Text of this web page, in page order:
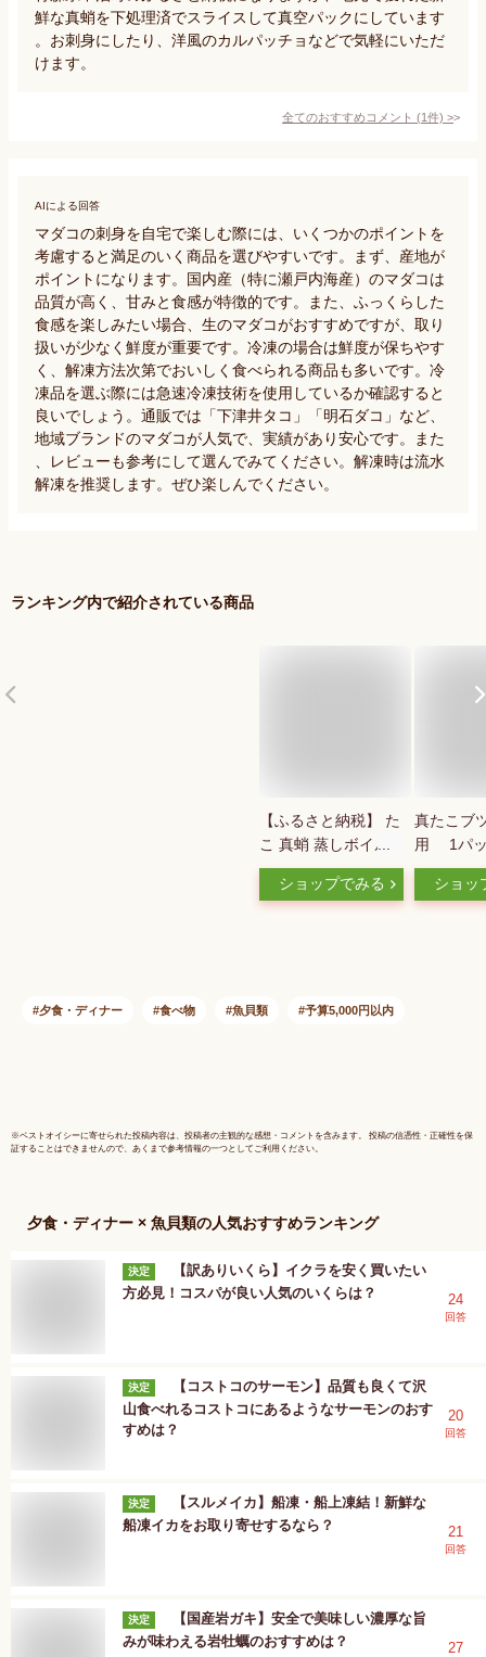
鮮な真蛸を下処理済でスライスして真空パックにしています
。お刺身にしたり、洋風のカルパッチョなどで気軽にいただ
けます。
全てのおすすめコメント (1件) >
AIによる回答
マダコの刺身を自宅で楽しむ際には、いくつかのポイントを
考慮すると満足のいく商品を選びやすいです。まず、産地が
ポイントになります。国内産（特に瀬戸内海産）のマダコは
品質が高く、甘みと食感が特徴的です。また、ふっくらした
食感を楽しみたい場合、生のマダコがおすすめですが、取り
扱いが少なく鮮度が重要です。冷凍の場合は鮮度が保ちやす
く、解凍方法次第でおいしく食べられる商品も多いです。冷
凍品を選ぶ際には急速冷凍技術を使用しているか確認すると
良いでしょう。通販では「下津井タコ」「明石ダコ」など、
地域ブランドのマダコが人気で、実績があり安心です。また
、レビューも参考にして選んでみてください。解凍時は流水
解凍を推奨します。ぜひ楽しんでください。
ランキング内で紹介されている商品
【ふるさと納税】 た
こ 真蛸 蒸しボイル
約700g～約1.5kg 1
尾～3尾 冷蔵 蛸 タコ
ラダ パスタ 唐揚げ
ショップでみる
真たこブ
用 1パ
三陸産真
マダコ
ショッ
夕食・ディナー 食べ物 魚貝類 予算5,000円以内
※ベストオイシーに寄せられた投稿内容は、投稿者の主観的な感想・コメントを含みます。 投稿の信憑性・正確性を保
証することはできませんので、あくまで参考情報の一つとしてご利用ください。
夕食・ディナー × 魚貝類の人気おすすめランキング
決定
【訳ありいくら】イクラを安く買いたい
方必見！コスパが良い人気のいくらは？
24
回答
決定
【コストコのサーモン】品質も良くて沢
山食べれるコストコにあるようなサーモンのおす
すめは？
20
回答
決定
【スルメイカ】船凍・船上凍結！新鮮な
船凍イカをお取り寄せするなら？
21
回答
決定
【国産岩ガキ】安全で美味しい濃厚な旨
みが味わえる岩牡蠣のおすすめは？
27